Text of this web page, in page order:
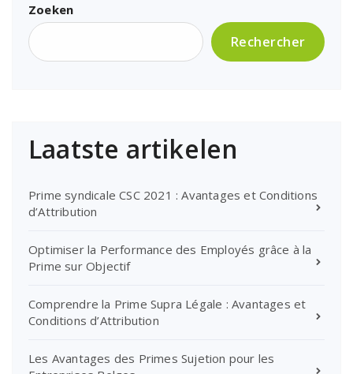
Zoeken
Rechercher
Laatste artikelen
Prime syndicale CSC 2021 : Avantages et Conditions
d’Attribution
Optimiser la Performance des Employés grâce à la
Prime sur Objectif
Comprendre la Prime Supra Légale : Avantages et
Conditions d’Attribution
Les Avantages des Primes Sujetion pour les